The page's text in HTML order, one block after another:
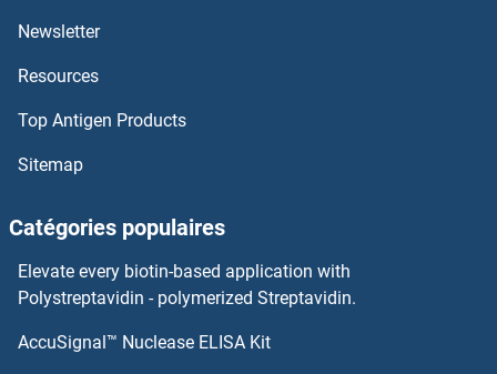
OSR1 Anticorps
OSGIN2 Anticorps
OSCP1 Anticorps
Newsletter
Resources
Top Antigen Products
Sitemap
Catégories populaires
Elevate every biotin-based application with
Polystreptavidin - polymerized Streptavidin.
AccuSignal™ Nuclease ELISA Kit